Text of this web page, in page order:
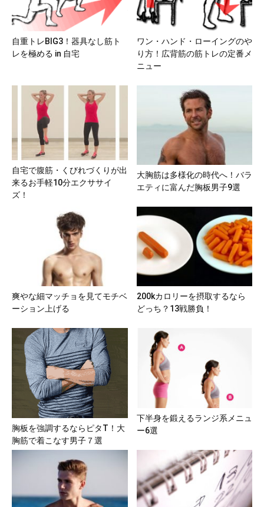
自重トレBIG3！器具なし筋ト
レを極める in 自宅
ワン・ハンド・ローイングのや
り方！広背筋の筋トレの定番メ
ニュー
自宅で腹筋・くびれづくりが出
来るお手軽10分エクササイ
ズ！
大胸筋は多様化の時代へ！バラ
エティに富んだ胸板男子9選
爽やな細マッチョを見てモチベ
ーション上げる
200kカロリーを摂取するなら
どっち？13戦勝負！
胸板を強調するならピタT！大
胸筋で着こなす男子７選
下半身を鍛えるランジ系メニュ
ー6選